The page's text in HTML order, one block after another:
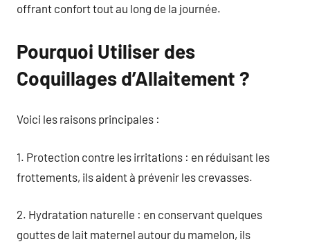
offrant confort tout au long de la journée.
Pourquoi Utiliser des
Coquillages d’Allaitement ?
Voici les raisons principales :
1. Protection contre les irritations : en réduisant les
frottements, ils aident à prévenir les crevasses.
2. Hydratation naturelle : en conservant quelques
gouttes de lait maternel autour du mamelon, ils